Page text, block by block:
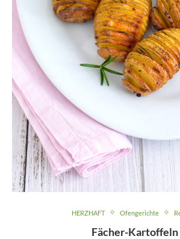
HERZHAFT Ofengerichte
Fächer-Kartoffeln